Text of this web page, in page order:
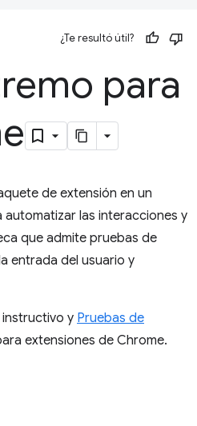
¿Te resultó útil?
para
de extensión en un
las interacciones y
que admite pruebas de
entrada del usuario y
y Pruebas de
extensiones de Chrome.